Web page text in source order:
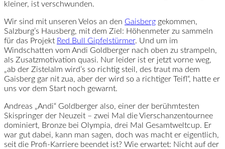
kleiner, ist verschwunden.
Wir sind mit unseren Velos an den Gaisberg gekommen,
Salzburg’s Hausberg, mit dem Ziel: Höhenmeter zu sammeln
für das Projekt Red Bull Gipfelstürmer. Und um im
Windschatten vom Andi Goldberger nach oben zu strampeln,
als Zusatzmotivation quasi. Nur leider ist er jetzt vorne weg,
„ab der Zistelalm wird’s so richtig steil, des traut ma dem
Gaisberg gar nit zua, aber der wird so a richtiger Teifl“, hatte er
uns vor dem Start noch gewarnt.
Andreas „Andi“ Goldberger also, einer der berühmtesten
Skispringer der Neuzeit – zwei Mal die Vierschanzentournee
dominiert, Bronze bei Olympia, drei Mal Gesamtweltcup. Er
war gut dabei, kann man sagen, doch was macht er eigentlich,
seit die Profi-Karriere beendet ist? Wie erwartet: Nicht auf der